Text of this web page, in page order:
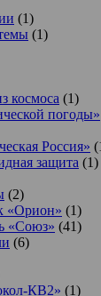
(1)
(1)
космоса (1)
погоды»
Россия»
защита (1)
(2)
«Орион» (1)
«Союз» (41)
(6)
КВ2» (1)